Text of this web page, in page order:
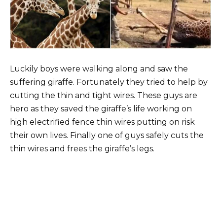
Luckily boys were walking along and saw the
suffering giraffe. Fortunately they tried to help by
cutting the thin and tight wires. These guys are
hero as they saved the giraffe’s life working on
high electrified fence thin wires putting on risk
their own lives. Finally one of guys safely cuts the
thin wires and frees the giraffe’s legs.